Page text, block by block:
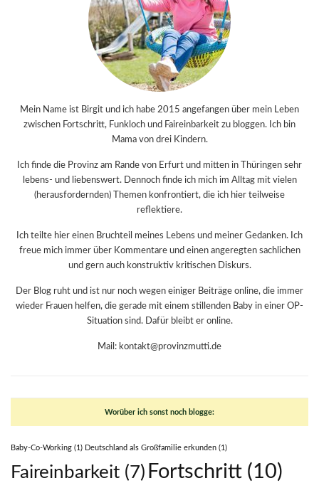
Mein Name ist Birgit und ich habe 2015 angefangen über mein Leben
zwischen Fortschritt, Funkloch und Faireinbarkeit zu bloggen. Ich bin
Mama von drei Kindern.
Ich finde die Provinz am Rande von Erfurt und mitten in Thüringen sehr
lebens- und liebenswert. Dennoch finde ich mich im Alltag mit vielen
(herausfordernden) Themen konfrontiert, die ich hier teilweise
reflektiere.
Ich teilte hier einen Bruchteil meines Lebens und meiner Gedanken. Ich
freue mich immer über Kommentare und einen angeregten sachlichen
und gern auch konstruktiv kritischen Diskurs.
Der Blog ruht und ist nur noch wegen einiger Beiträge online, die immer
wieder Frauen helfen, die gerade mit einem stillenden Baby in einer OP-
Situation sind. Dafür bleibt er online.
Mail: kontakt@provinzmutti.de
Worüber ich sonst noch blogge:
Baby-Co-Working (1) Deutschland als Großfamilie erkunden (1)
Faireinbarkeit (7) Fortschritt (10)